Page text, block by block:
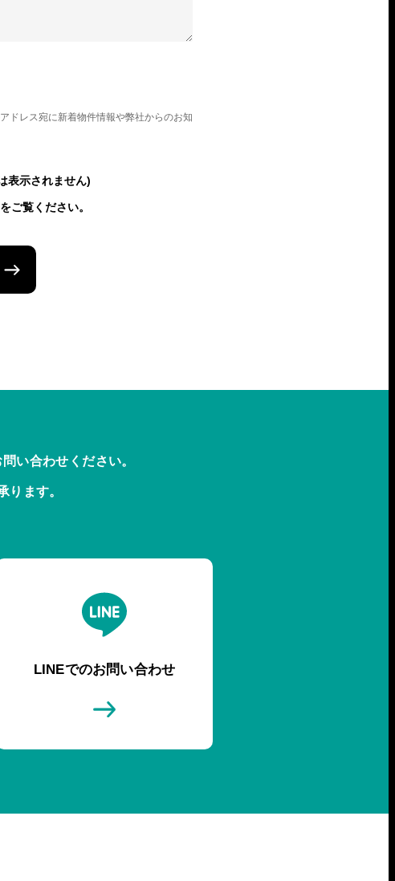
ドレス宛に新着物件情報や弊社からのお知
表示されません)
をご覧ください。
い合わせください。
ります。
LINEでのお問い合わせ